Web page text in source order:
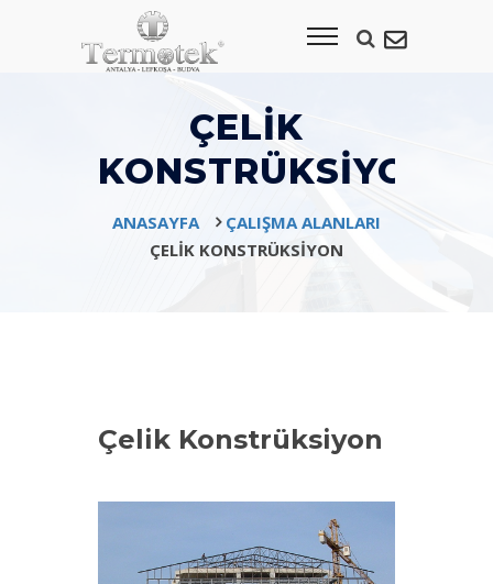
ÇELIK
KONSTRÜKSIYON
ANASAYFA
ÇALIŞMA ALANLARI
ÇELIK KONSTRÜKSIYON
Çelik Konstrüksiyon